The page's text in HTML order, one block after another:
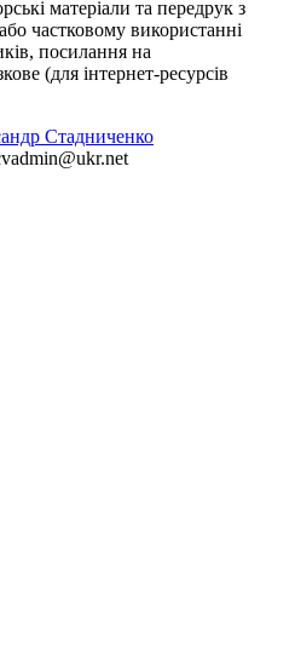
матеріали та передрук з
частковому використанні
посилання на
(для інтернет-ресурсів
Стадниченко